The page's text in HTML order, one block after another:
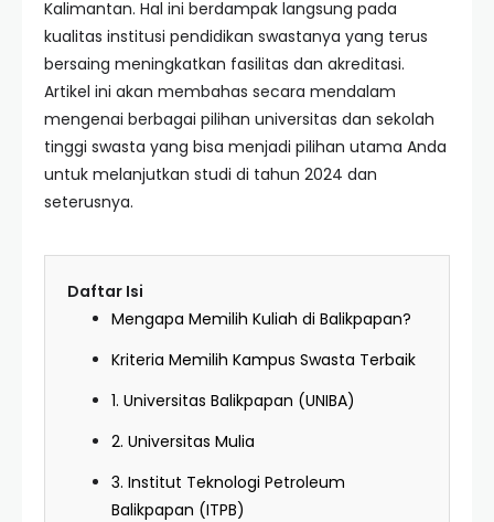
Kalimantan. Hal ini berdampak langsung pada
kualitas institusi pendidikan swastanya yang terus
bersaing meningkatkan fasilitas dan akreditasi.
Artikel ini akan membahas secara mendalam
mengenai berbagai pilihan universitas dan sekolah
tinggi swasta yang bisa menjadi pilihan utama Anda
untuk melanjutkan studi di tahun 2024 dan
seterusnya.
Daftar Isi
Mengapa Memilih Kuliah di Balikpapan?
Kriteria Memilih Kampus Swasta Terbaik
1. Universitas Balikpapan (UNIBA)
2. Universitas Mulia
3. Institut Teknologi Petroleum
Balikpapan (ITPB)